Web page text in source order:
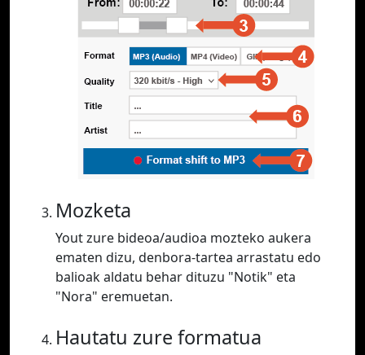
Mozketa
Yout zure bideoa/audioa mozteko aukera
ematen dizu, denbora-tartea arrastatu edo
balioak aldatu behar dituzu "Notik" eta
"Nora" eremuetan.
Hautatu zure formatua